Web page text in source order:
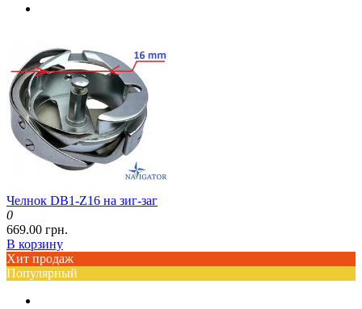
Челнок DB1-Z16 на зиг-заг
0
669.00 грн.
В корзину
Хит продаж
Популярный